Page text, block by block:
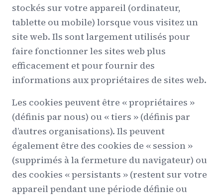
stockés sur votre appareil (ordinateur,
tablette ou mobile) lorsque vous visitez un
site web. Ils sont largement utilisés pour
faire fonctionner les sites web plus
efficacement et pour fournir des
informations aux propriétaires de sites web.
Les cookies peuvent être « propriétaires »
(définis par nous) ou « tiers » (définis par
d’autres organisations). Ils peuvent
également être des cookies de « session »
(supprimés à la fermeture du navigateur) ou
des cookies « persistants » (restent sur votre
appareil pendant une période définie ou